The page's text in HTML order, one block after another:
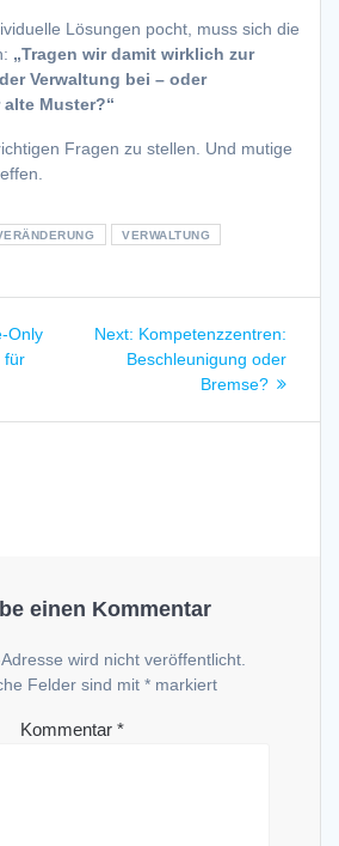
Lösungen pocht, muss sich die
„Tragen wir damit wirklich zur
Verwaltung bei – oder
Muster?“
Fragen zu stellen. Und mutige
VERWALTUNG
Only
für
Next: Next
post:
Kompetenzzentren:
Beschleunigung oder
Bremse?
einen Kommentar
wird nicht veröffentlicht.
Felder sind mit * markiert
Kommentar *